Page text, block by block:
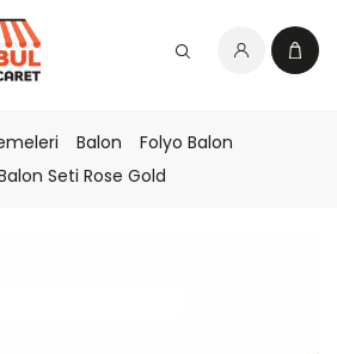
Balon Folyo Balon
Seti Rose Gold